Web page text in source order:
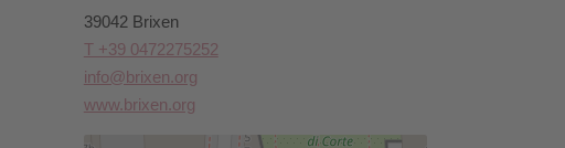
39042 Brixen
T +39 0472275252
info@brixen.org
www.brixen.org